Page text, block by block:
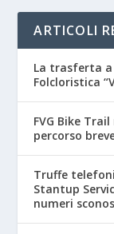
ARTICOLI
La trasferta a
Folcloristica
FVG Bike
percorso
Truffe
Stantup
numeri